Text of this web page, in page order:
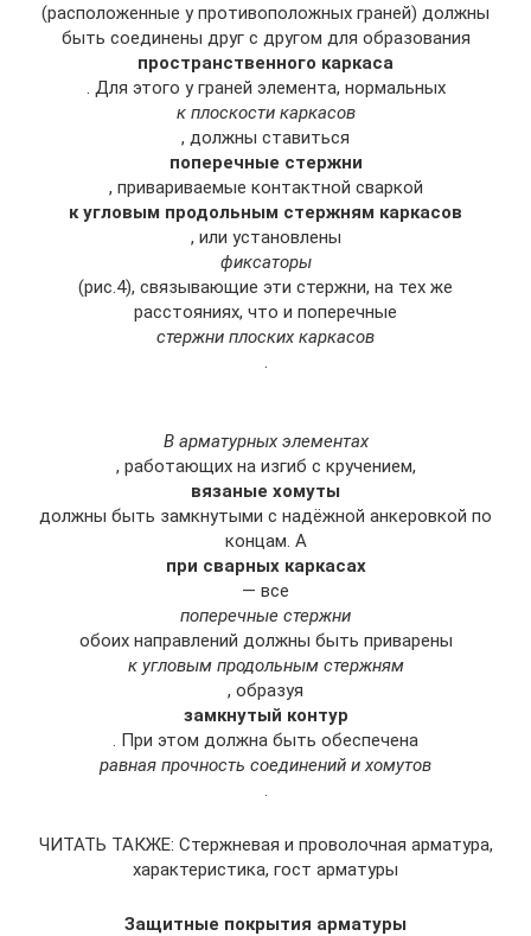
(расположенные у противоположных граней) должны
быть соединены друг с другом для образования
пространственного каркаса
. Для этого у граней элемента, нормальных
к плоскости каркасов
, должны ставиться
поперечные стержни
, привариваемые контактной сваркой
к угловым продольным стержням каркасов
, или установлены
фиксаторы
(рис.4), связывающие эти стержни, на тех же
расстояниях, что и поперечные
стержни плоских каркасов
В арматурных элементах
, работающих на изгиб с кручением,
вязаные хомуты
должны быть замкнутыми с надёжной анкеровкой по
концам. А
при сварных каркасах
— все
поперечные стержни
обоих направлений должны быть приварены
к угловым продольным стержням
, образуя
замкнутый контур
. При этом должна быть обеспечена
равная прочность соединений и хомутов
ЧИТАТЬ ТАКЖЕ: Стержневая и проволочная арматура,
характеристика, гост арматуры
Защитные покрытия арматуры